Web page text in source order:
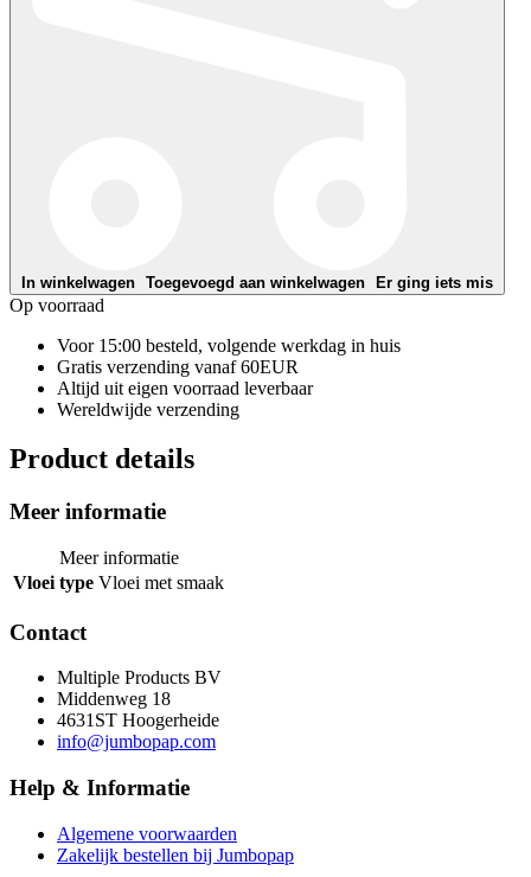
In winkelwagen Toegevoegd aan winkelwagen Er ging iets mis
Op voorraad
Voor 15:00 besteld, volgende werkdag in huis
Gratis verzending vanaf 60EUR
Altijd uit eigen voorraad leverbaar
Wereldwijde verzending
Product details
Meer informatie
Meer informatie
Vloei type Vloei met smaak
Contact
Multiple Products BV
Middenweg 18
4631ST Hoogerheide
info@jumbopap.com
Help & Informatie
Algemene voorwaarden
Zakelijk bestellen bij Jumbopap